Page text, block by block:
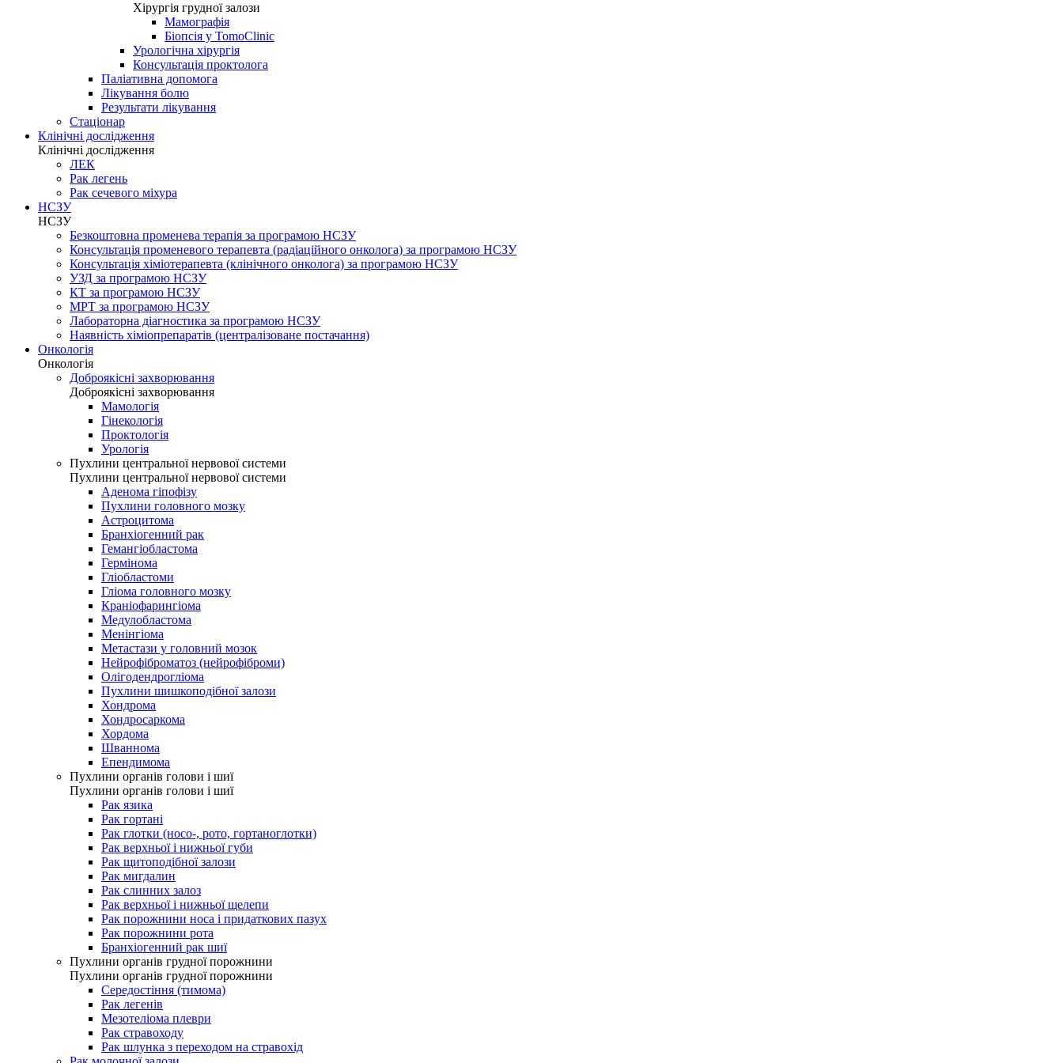
Хірургія грудної залози
Мамографія
Біопсія у TomoClinic
Урологічна хірургія
Консультація проктолога
Паліативна допомога
Лікування болю
Результати лікування
Стаціонар
Клінічні дослідження
Клінічні дослідження
ЛЕК
Рак легень
Рак сечевого міхура
НСЗУ
НСЗУ
Безкоштовна променева терапія за програмою НСЗУ
Консультація променевого терапевта (радіаційного онколога) за програмою НСЗУ
Консультація хіміотерапевта (клінічного онколога) за програмою НСЗУ
УЗД за програмою НСЗУ
КТ за програмою НСЗУ
МРТ за програмою НСЗУ
Лабораторна діагностика за програмою НСЗУ
Наявність хіміопрепаратів (централізоване постачання)
Онкологія
Онкологія
Доброякісні захворювання
Доброякісні захворювання
Мамологія
Гінекологія
Проктологія
Урологія
Пухлини центральної нервової системи
Пухлини центральної нервової системи
Аденома гіпофізу
Пухлини головного мозку
Астроцитома
Бранхіогенний рак
Гемангіобластома
Гермінома
Гліобластоми
Гліома головного мозку
Краніофарингіома
Медулобластома
Менінгіома
Метастази у головний мозок
Нейрофіброматоз (нейрофіброми)
Олігодендрогліома
Пухлини шишкоподібної залози
Хондрома
Хондросаркома
Хордома
Шваннома
Епендимома
Пухлини органів голови і шиї
Пухлини органів голови і шиї
Рак язика
Рак гортані
Рак глотки (носо-, рото, гортаноглотки)
Рак верхньої і нижньої губи
Рак щитоподібної залози
Рак мигдалин
Рак слинних залоз
Рак верхньої і нижньої щелепи
Рак порожнини носа і придаткових пазух
Рак порожнини рота
Бранхіогенний рак шиї
Пухлини органів грудної порожнини
Пухлини органів грудної порожнини
Середостіння (тимома)
Рак легенів
Мезотеліома плеври
Рак стравоходу
Рак шлунка з переходом на стравохід